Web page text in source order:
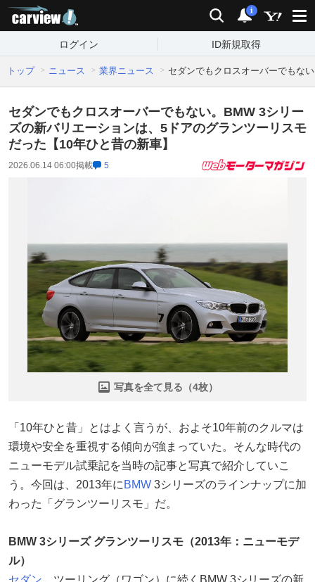
検索 通知
i
ログイン ID新規取得
トップ ニュース 業界ニュース セダンでもクロスオーバーでもな
セダンでもクロスオーバーでもない。BMW 3シリー
ズの新バリエーションは、5ドアのグランツーリスモ
だった【10年ひと昔の新車】
2026.06.14 06:00掲載 5
写真を全て見る（4枚）
「10年ひと昔」とはよく言うが、およそ10年前のクルマは
環境や安全を重視する傾向が強まっていた。そんな時代の
ニューモデル試乗記を当時の記事と写真で紹介していこ
う。今回は、2013年に BMW 3シリーズのラインナップに加
わった「グランツーリスモ」だ。
BMW 3シリーズ グランツーリスモ（2013年：ニューモデ
ル）
セダン 、ツーリング（ワゴン）に続くBMW 3シリーズの新